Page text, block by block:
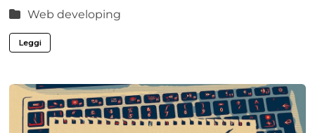
Web developing
Leggi